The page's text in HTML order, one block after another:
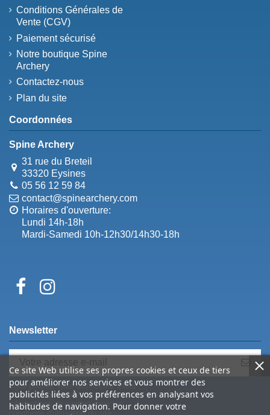
Conditions Générales de
Vente (CGV)
Paiement sécurisé
Notre boutique Spine
Archery
Contactez-nous
Plan du site
Coordonnées
Spine Archery
31 rue du Breteil
33320 Eysines
05 56 12 59 84
contact@spinearchery.com
Horaires d'ouverture:
Lundi 14h-18h
Mardi-Samedi 10h-12h30/14h30-18h
Ce site Web utilise ses propres cookies et ceux de tiers
pour améliorer nos services et vous montrer des
publicités liées à vos préférences en analysant vos
habitudes de navigation. Pour donner votre
Newsletter
Vous pouvez vous désinscrire à tout
moment. Vous trouverez pour cela nos
informations de contact dans les
conditions d'utilisation du site.